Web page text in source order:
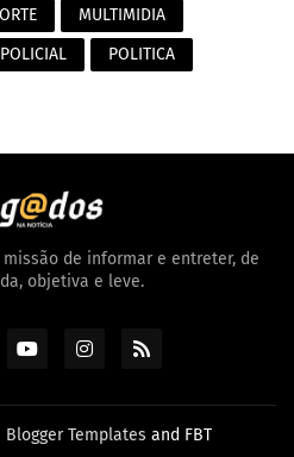
MULTIMIDIA
POLICIAL
POLITICA
de informar e entreter, de
objetiva e leve.
Blogger Templates and FBT